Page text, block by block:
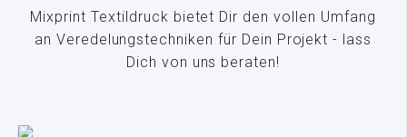
Mixprint Textildruck bietet Dir den vollen Umfang
an Veredelungstechniken für Dein Projekt - lass
Dich von uns beraten!